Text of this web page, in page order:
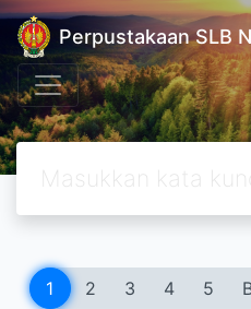
Perpustakaan SLB
1 2 3 4 5